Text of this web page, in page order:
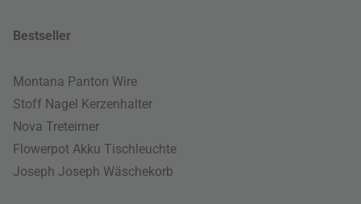
Bestseller
Montana Panton Wire
Stoff Nagel Kerzenhalter
Nova Treteimer
Flowerpot Akku Tischleuchte
Joseph Joseph Wäschekorb